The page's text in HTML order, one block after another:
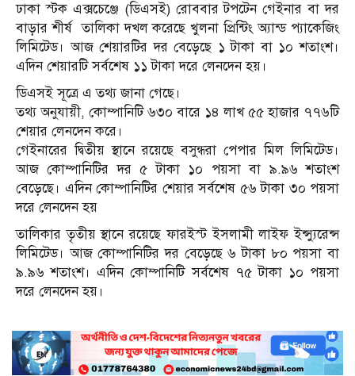
ঢাকা স্টক এক্সচেঞ্জে (ডিএসই) রোববার টপটেন গেইনার বা দর
বাড়ার শীর্ষ তালিকা দখল করেছে খুলনা প্রিন্টিং অ্যান্ড প্যাকেজিং
লিমিটেড। আজ শেয়ারটির দর বেড়েছে ১ টাকা বা ১০ শতাংশ।
এদিন শেয়ারটি সর্বশেষ ১১ টাকা দরে লেনদেন হয়।
ডিএসই সূত্রে এ তথ্য জানা গেছে।
তথ্য অনুযায়ী, কোম্পানিটি ৬৩০ বারে ১৪ লাখ ৫৫ হাজার ৭৭৬টি
শেয়ার লেনদেন করে।
গেইনারের দ্বিতীয় স্থানে রয়েছে বসুন্ধরা পেপার মিল লিমিটেড।
আজ কোম্পানিটির দর ৫ টাকা ১০ পয়সা বা ৯.৯৬ শতাংশ
বেড়েছে। এদিন কোম্পানিটির শেয়ার সর্বশেষ ৫৬ টাকা ৩০ পয়সা
দরে লেনদেন হয়
তালিকার তৃতীয় স্থানে রয়েছে ফারইস্ট ইসলামী লাইফ ইন্স্যুরেন্স
লিমিটেড। আজ কোম্পানিটির দর বেড়েছে ৬ টাকা ৮০ পয়সা বা
৯.৯৬ শতাংশ। এদিন কোম্পানিটি সর্বশেষ ৭৫ টাকা ১০ পয়সা
দরে লেনদেন হয়।